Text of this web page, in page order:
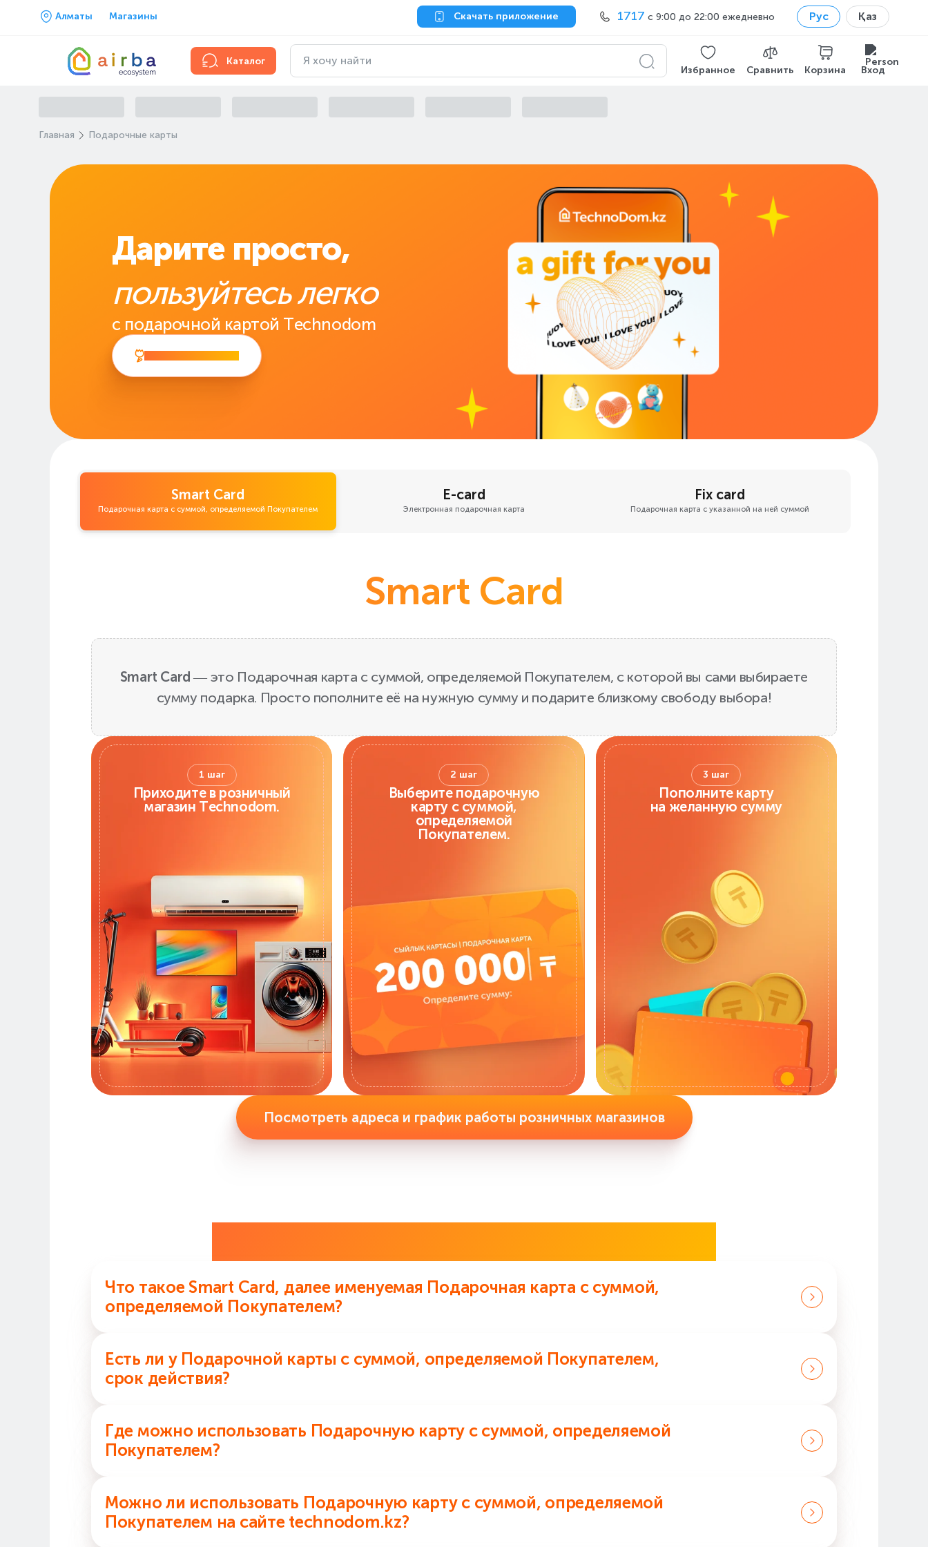
Алматы Магазины Скачать приложение 1717 с 9:00 до 22:00 ежедневно Рус Қаз
Каталог
Избранное Сравнить Корзина Вход
Главная Подарочные карты
Дарите просто,
пользуйтесь легко
с подарочной картой Technodom
Оформить карту
Smart Card
Подарочная карта с суммой, определяемой Покупателем
E-card
Электронная подарочная карта
Fix card
Подарочная карта с указанной на ней суммой
Smart Card
Smart Card — это Подарочная карта с суммой, определяемой Покупателем, с которой вы сами выбираете
сумму подарка. Просто пополните её на нужную сумму и подарите близкому свободу выбора!
1 шаг
Приходите в розничный
магазин Technodom.
2 шаг
Выберите подарочную
карту с суммой,
определяемой
Покупателем.
3 шаг
Пополните карту
на желанную сумму
Посмотреть адреса и график работы розничных магазинов
Что такое Smart Card, далее именуемая Подарочная карта с суммой,
определяемой Покупателем?
свободу выбора и удобство при покупках.
Есть ли у Подарочной карты с суммой, определяемой Покупателем,
срок действия?
Где можно использовать Подарочную карту с суммой, определяемой
Покупателем?
магазинах Technodom.
Можно ли использовать Подарочную карту с суммой, определяемой
Покупателем на сайте technodom.kz?